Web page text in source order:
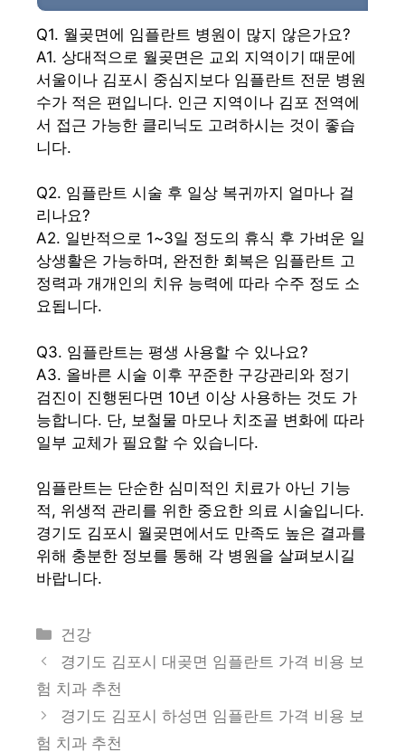
Q1. 월곶면에 임플란트 병원이 많지 않은가요?
A1. 상대적으로 월곶면은 교외 지역이기 때문에
서울이나 김포시 중심지보다 임플란트 전문 병원
수가 적은 편입니다. 인근 지역이나 김포 전역에
서 접근 가능한 클리닉도 고려하시는 것이 좋습
니다.
Q2. 임플란트 시술 후 일상 복귀까지 얼마나 걸
리나요?
A2. 일반적으로 1~3일 정도의 휴식 후 가벼운 일
상생활은 가능하며, 완전한 회복은 임플란트 고
정력과 개개인의 치유 능력에 따라 수주 정도 소
요됩니다.
Q3. 임플란트는 평생 사용할 수 있나요?
A3. 올바른 시술 이후 꾸준한 구강관리와 정기
검진이 진행된다면 10년 이상 사용하는 것도 가
능합니다. 단, 보철물 마모나 치조골 변화에 따라
일부 교체가 필요할 수 있습니다.
임플란트는 단순한 심미적인 치료가 아닌 기능
적, 위생적 관리를 위한 중요한 의료 시술입니다.
경기도 김포시 월곶면에서도 만족도 높은 결과를
위해 충분한 정보를 통해 각 병원을 살펴보시길
바랍니다.
카
테
리
건강
경기도 김포시 대곶면 임플란트 가격 비용 보
험 치과 추천
경기도 김포시 하성면 임플란트 가격 비용 보
험 치과 추천